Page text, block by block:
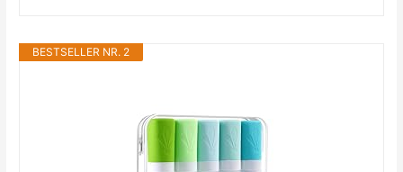
BESTSELLER NR. 2